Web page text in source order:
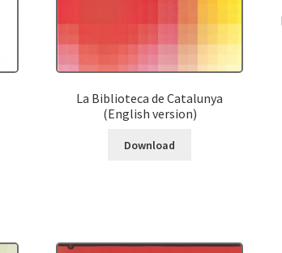
La Biblioteca de Catalunya
(English version)
Download